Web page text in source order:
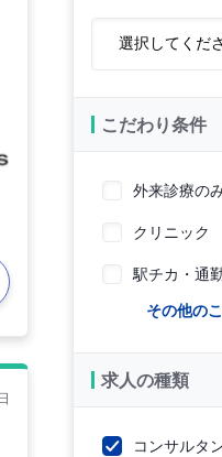
こだわり条件
外来診療の
クリニック
駅チカ・通
その他の
求人の種類
コンサルタ